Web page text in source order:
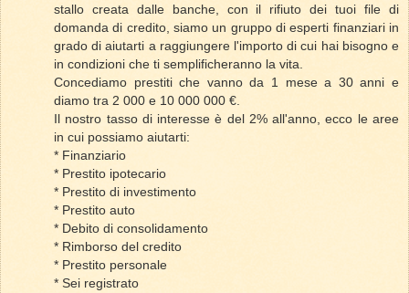
stallo creata dalle banche, con il rifiuto dei tuoi file di
domanda di credito, siamo un gruppo di esperti finanziari in
grado di aiutarti a raggiungere l'importo di cui hai bisogno e
in condizioni che ti semplificheranno la vita.
Concediamo prestiti che vanno da 1 mese a 30 anni e
diamo tra 2 000 e 10 000 000 €.
Il nostro tasso di interesse è del 2% all'anno, ecco le aree
in cui possiamo aiutarti:
* Finanziario
* Prestito ipotecario
* Prestito di investimento
* Prestito auto
* Debito di consolidamento
* Rimborso del credito
* Prestito personale
* Sei registrato